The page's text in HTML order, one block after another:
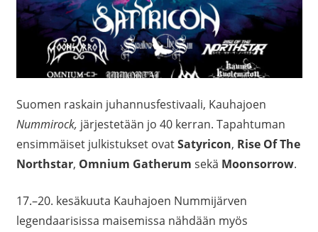
Suomen raskain juhannusfestivaali, Kauhajoen
Nummirock, järjestetään jo 40 kerran. Tapahtuman
ensimmäiset julkistukset ovatSatyricon, Rise Of The
Northstar, Omnium Gatherum sekä Moonsorrow.
17.–20. kesäkuuta Kauhajoen Nummijärven
legendaarisissa maisemissa nähdään myös